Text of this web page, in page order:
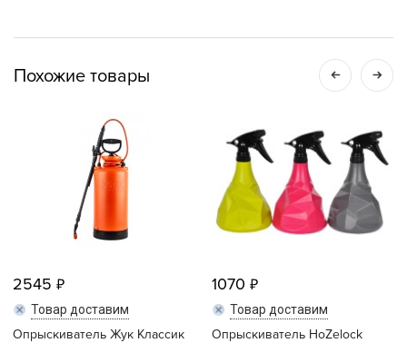
Похожие товары
2545
Товар доставим
Опрыскиватель Жук Классик
1070
Товар доставим
Опрыскиватель HoZelock